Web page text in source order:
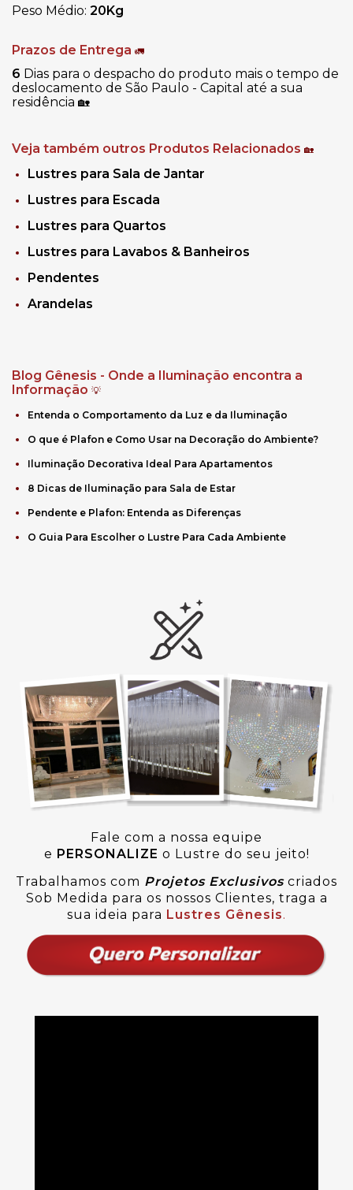
Peso Médio: 20 Kg
Prazos de Entrega 🚛
6 Dias para o despacho do produto mais o tempo de
deslocamento de São Paulo - Capital até a sua
residência 🏡
Veja também outros Produtos Relacionados 🏡
Lustres para Sala de Jantar
Lustres para Escada
Lustres para Quartos
Lustres para Lavabos & Banheiros
Pendentes
Arandelas
Blog Gênesis - Onde a Iluminação encontra a
Informação 💡
Entenda o Comportamento da Luz e da Iluminação
O que é Plafon e Como Usar na Decoração do Ambiente?
Iluminação Decorativa Ideal Para Apartamentos
8 Dicas de Iluminação para Sala de Estar
Pendente e Plafon: Entenda as Diferenças
O Guia Para Escolher o Lustre Para Cada Ambiente
Fale com a nossa equipe
e PERSONALIZE o Lustre do seu jeito!
Trabalhamos com Projetos Exclusivoscriados
Sob Medida para os nossos Clientes, traga a
sua ideia para Lustres Gênesis.